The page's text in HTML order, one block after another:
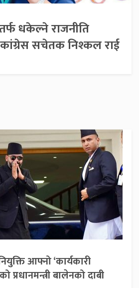
धकेल्ने राजनीति
कांग्रेस सचेतक निश्कल राई
आफ्नो ‘कार्यकारी
प्रधानमन्त्री बालेनको दाबी